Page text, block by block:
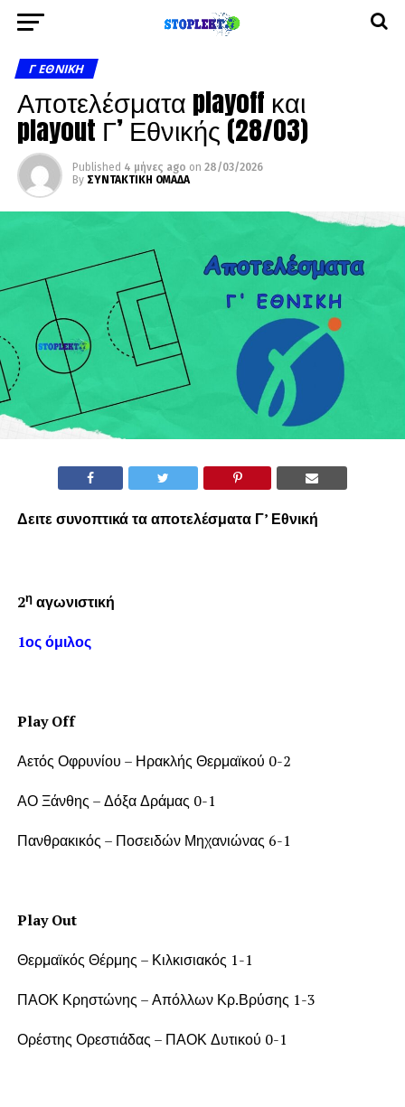
Γ ΕΘΝΙΚΉ
Αποτελέσματα playoff και
playout Γ’ Εθνικής (28/03)
Published 4 μήνες ago on 28/03/2026
By ΣΥΝΤΑΚΤΙΚΗ ΟΜΑΔΑ
Δειτε συνοπτικά τα αποτελέσματα Γ’ Εθνική
2ηαγωνιστική
1ος όμιλος
Play Off
Αετός Οφρυνίου – Ηρακλής Θερμαϊκού 0-2
ΑΟ Ξάνθης – Δόξα Δράμας 0-1
Πανθρακικός – Ποσειδών Μηχανιώνας 6-1
Play Out
Θερμαϊκός Θέρμης – Κιλκισιακός 1-1
ΠΑΟΚ Κρηστώνης – Απόλλων Κρ.Βρύσης 1-3
Ορέστης Ορεστιάδας – ΠΑΟΚ Δυτικού 0-1